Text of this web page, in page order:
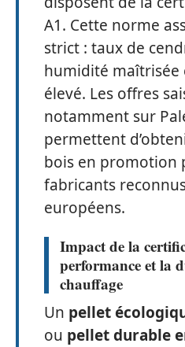
A1. Cette norme
strict : taux de
humidité
élevé. Les offres
notamment sur
permettent
bois en promotion
fabricants
européens.
Impact de la
performance et la
chauffage
Un pellet
ou pellet durable